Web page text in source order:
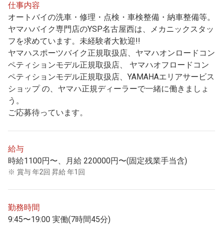
仕事内容
オートバイの洗車・修理・点検・車検整備・納車整備等。
ヤマハバイク専門店のYSP名古屋西は、メカニックスタッ
フを求めています。未経験者大歓迎!!
ヤマハスポーツバイク正規取扱店、ヤマハオンロードコン
ペティションモデル正規取扱店、 ヤマハオフロードコン
ペティションモデル正規取扱店、YAMAHAエリアサービス
ショップ の、ヤマハ正規ディーラーで一緒に働きましょ
う。
ご応募待っています。
給与
時給1100円〜、月給 220000円〜(固定残業手当含)
賞与 年2回 昇給 年1回
勤務時間
9:45〜19:00 実働(7時間45分)